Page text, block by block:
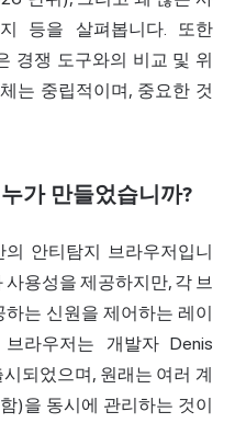
등을 살펴봅니다. 또한
경쟁 도구와의 비교 및 위
는 중립적이며, 중요한 것
가 만들었습니까?
의 안티탐지 브라우저입니
사용성을 제공하지만, 각 브
는 신원을 제어하는 레이
라우저는 개발자 Denis
되었으며, 원래는 여러 계
)을 동시에 관리하는 것이